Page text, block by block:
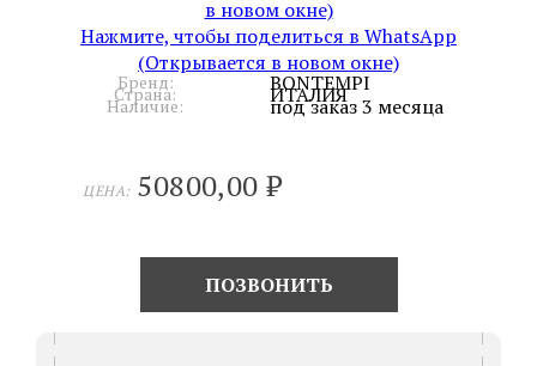
в новом окне)
Нажмите, чтобы поделиться в WhatsApp
(Открывается в новом окне)
Бренд: BONTEMPI
Страна: ИТАЛИЯ
Наличие: под заказ 3 месяца
ЦЕНА: 50800,00₽
ПОЗВОНИТЬ